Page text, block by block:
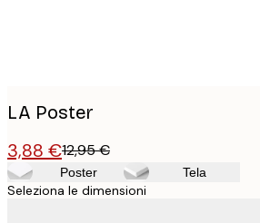
LA Poster
3,88 €12,95 €
Poster Tela
Seleziona le dimensioni